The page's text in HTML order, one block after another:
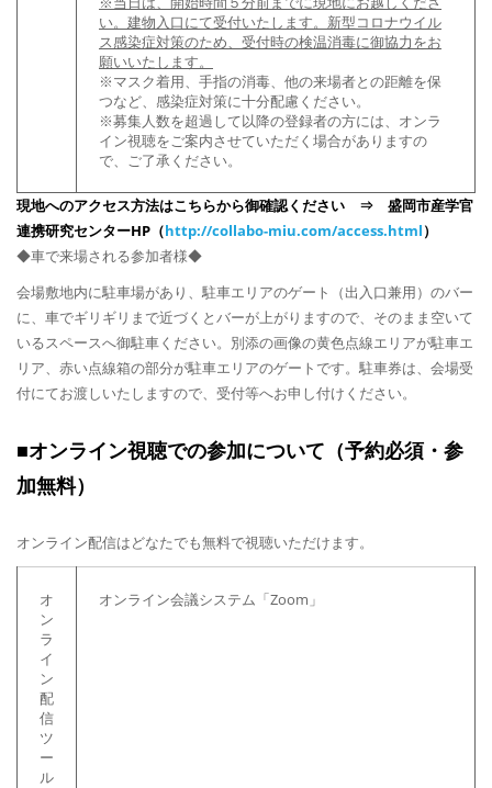
い。建物入口にて受付いたします。新型コロナウイル
ス感染症対策のため、受付時の検温消毒に御協力をお
願いいたします。
※マスク着用、手指の消毒、他の来場者との距離を保
つなど、感染症対策に十分配慮ください。
※募集人数を超過して以降の登録者の方には、オンラ
イン視聴をご案内させていただく場合がありますの
で、ご了承ください。
現地へのアクセス方法はこちらから御確認ください ⇒ 盛岡市産学官
連携研究センターHP（http://collabo-miu.com/access.html）
◆車で来場される参加者様◆
会場敷地内に駐車場があり、駐車エリアのゲート（出入口兼用）のバー
に、車でギリギリまで近づくとバーが上がりますので、そのまま空いて
いるスペースへ御駐車ください。別添の画像の黄色点線エリアが駐車エ
リア、赤い点線箱の部分が駐車エリアのゲートです。駐車券は、会場受
付にてお渡しいたしますので、受付等へお申し付けください。
■オンライン視聴での参加について（予約必須・参
加無料）
オンライン配信はどなたでも無料で視聴いただけます。
オ
ン
ラ
イ
ン
配
信
ツ
ー
ル
オンライン会議システム「Zoom」